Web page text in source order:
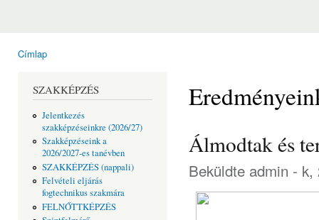
Címlap
SZAKKÉPZÉS
Jelentkezés
szakképzéseinkre (2026/27)
Szakképzéseink a
2026/2027-es tanévben
SZAKKÉPZÉS (nappali)
Felvételi eljárás
fogtechnikus szakmára
FELNŐTTKÉPZÉS
Álmodtak és
Beküldte admin - k,